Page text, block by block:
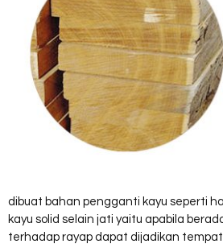
dibuat bahan pengganti kayu seperti
kayu solid selain jati yaitu apabila
terhadap rayap dapat dijadikan